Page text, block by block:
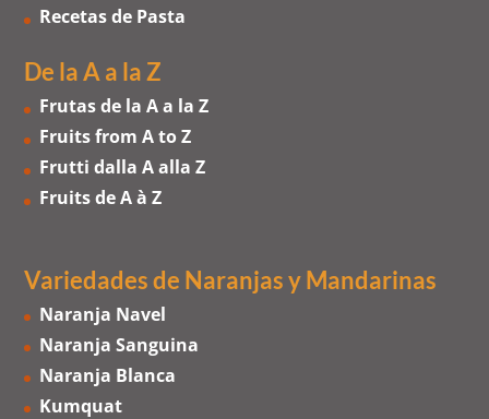
Recetas de Pasta
De la A a la Z
Frutas de la A a la Z
Fruits from A to Z
Frutti dalla A alla Z
Fruits de A à Z
Variedades de NaranjasyMandarinas
Naranja Navel
Naranja Sanguina
Naranja Blanca
Kumquat